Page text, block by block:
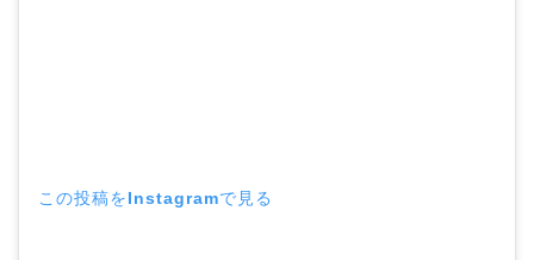
この投稿をInstagramで見る